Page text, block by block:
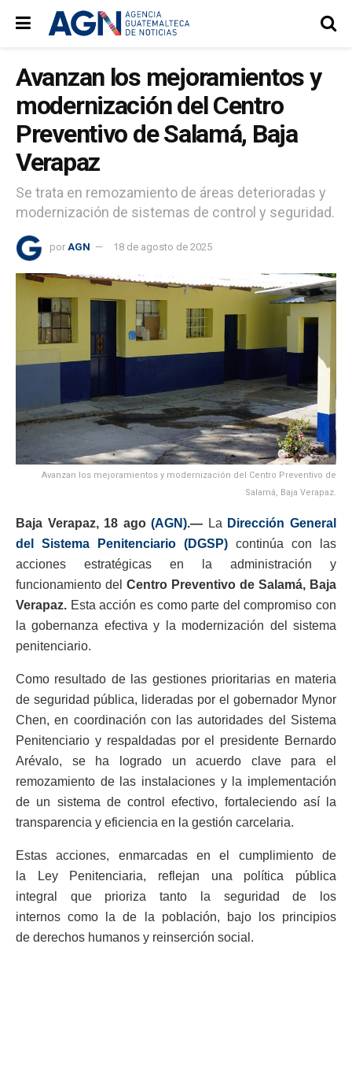
Avanzan los mejoramientos y
modernización del Centro
Preventivo de Salamá, Baja
Verapaz
Se trata en remozamiento de áreas deterioradas y
modernización de sistemas de control y seguridad.
por AGN 18 de agosto de 2025
Avanzan los mejoramientos y modernización del Centro Preventivo de
Salamá, Baja Verapaz.
Baja Verapaz, 18 ago(AGN).— La Dirección General
del Sistema Penitenciario (DGSP) continúa con las
acciones estratégicas en la administración y
funcionamiento del Centro Preventivo de Salamá, Baja
Verapaz. Esta acción es como parte del compromiso con
la gobernanza efectiva y la modernización del sistema
penitenciario.
Como resultado de las gestiones prioritarias en materia
de seguridad pública, lideradas por el gobernador Mynor
Chen, en coordinación con las autoridades del Sistema
Penitenciario y respaldadas por el presidente Bernardo
Arévalo, se ha logrado un acuerdo clave para el
remozamiento de las instalaciones y la implementación
de un sistema de control efectivo, fortaleciendo así la
transparencia y eficiencia en la gestión carcelaria.
Estas acciones, enmarcadas en el cumplimiento de
la Ley Penitenciaria, reflejan una política pública
integral que prioriza tanto la seguridad de los
internos como la de la población, bajo los principios
de derechos humanos y reinserción social.